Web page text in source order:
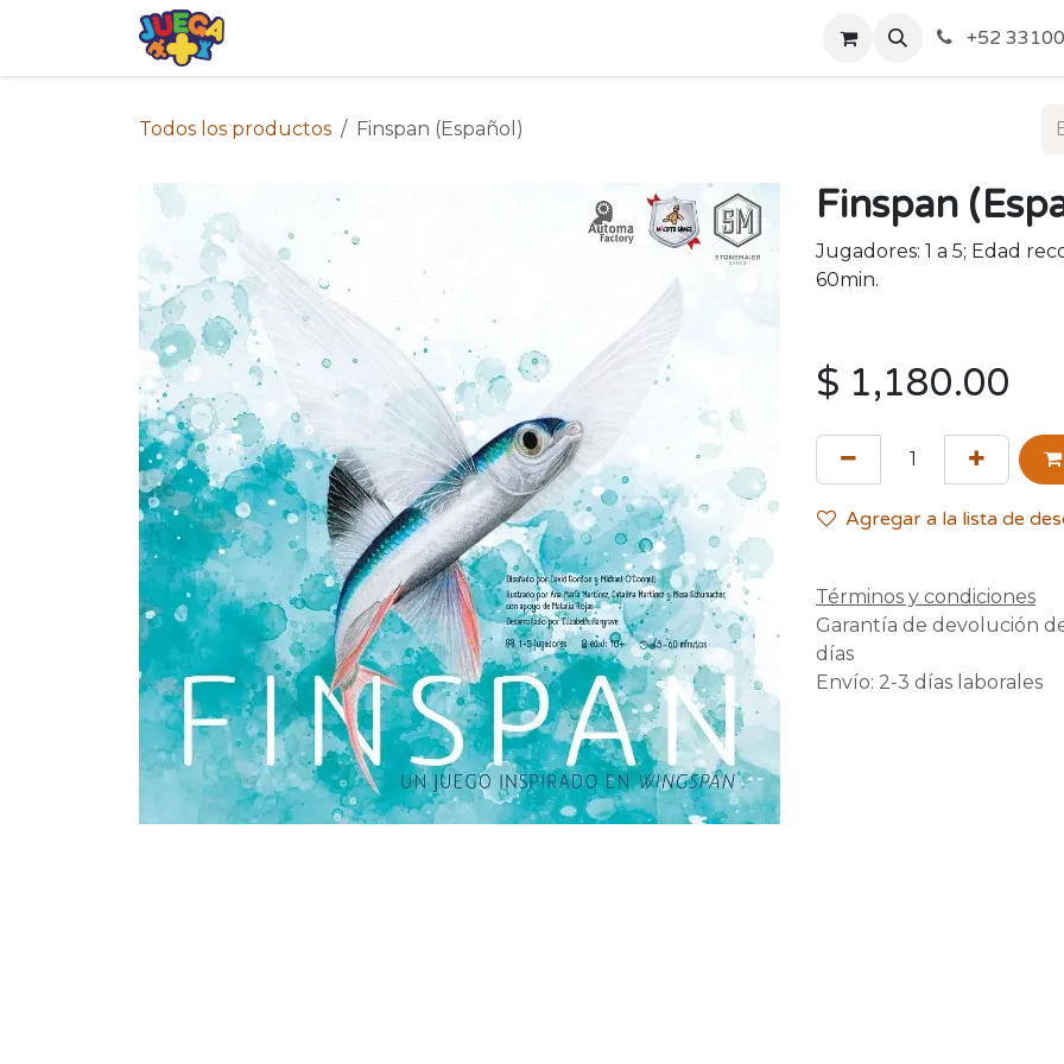
Acerca de Nosotros Politicas de Envío y
+52
Todos los productos Finspan (Español)
Finspan
Jugadores: 1 a 5; Edad
60min.
$ 1,180.00
Agregar a la lista de
Términos y condiciones
Garantía de devolución
días
Envío: 2-3 días laborales